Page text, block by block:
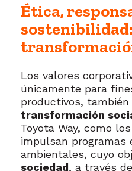
Ética,
sostenibilidad:
Los valores
únicamente para
productivos,
transformación
Toyota Way, como
impulsan programas
ambientales, cuyo
sociedad, a través